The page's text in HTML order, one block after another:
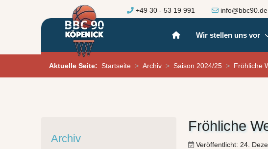
+49 30 - 53 19 991 info@bbc90.de
Wir stellen uns vor
Aktuelle Seite: Startseite Archiv Saison 2024/25 Fröhliche
Archiv
Fröhliche
Veröffentlicht: 24.